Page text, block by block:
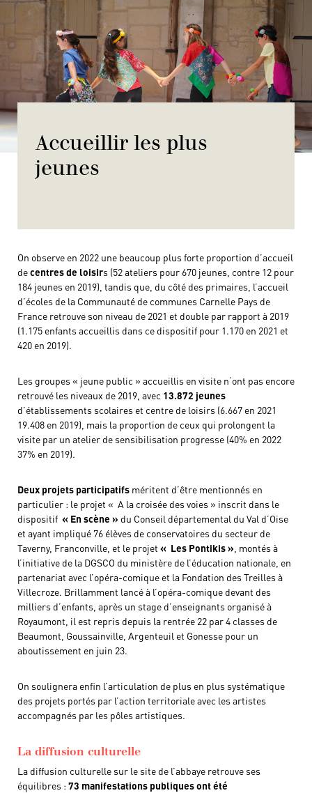
Accueillir les plus
jeunes
On observe en 2022 une beaucoup plus forte proportion d’accueil
decentres de loisirs (52 ateliers pour 670 jeunes, contre 12 pour
184 jeunes en 2019), tandis que, du côté des primaires, l’accueil
d’écoles de la Communauté de communes Carnelle Pays de
France retrouve son niveau de 2021 et double par rapport à 2019
(1.175 enfants accueillis dans ce dispositif pour 1.170 en 2021 et
420 en 2019).
Les groupes « jeune public » accueillis en visite n‘ont pas encore
retrouvé les niveaux de 2019, avec 13.872 jeunes
d’établissements scolaires et centre de loisirs (6.667 en 2021
19.408 en 2019), mais la proportion de ceux qui prolongent la
visite par un atelier de sensibilisation progresse (40% en 2022
37% en 2019).
Deux projets participatifs méritent d’être mentionnés en
particulier : le projet « A la croisée des voies » inscrit dans le
dispositif « En scène » du Conseil départemental du Val d’Oise
et ayant impliqué 76 élèves de conservatoires du secteur de
Taverny, Franconville, et le projet « Les Pontikis » , montés à
l’initiative de la DGSCO du ministère de l’éducation nationale, en
partenariat avec l’opéra-comique et la Fondation des Treilles à
Villecroze. Brillamment lancé à l’opéra-comique devant des
milliers d’enfants, après un stage d’enseignants organisé à
Royaumont, il est repris depuis la rentrée 22 par 4 classes de
Beaumont, Goussainville, Argenteuil et Gonesse pour un
aboutissement en juin 23.
On soulignera enfin l’articulation de plus en plus systématique
des projets portés par l’action territoriale avec les artistes
accompagnés par les pôles artistiques.
La diffusion culturelle
La diffusion culturelle sur le site de l’abbaye retrouve ses
équilibres : 73 manifestations publiquesont été